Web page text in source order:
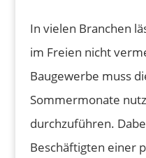
In vielen Branchen
im Freien nicht
Baugewerbe muss
Sommermonate
durchzuführen.
Beschäftigten einer